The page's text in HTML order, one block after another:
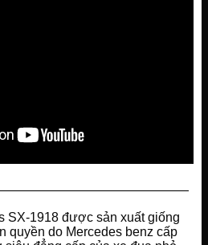
SX-1918 được sản xuất giống
quyền do Mercedes benz cấp